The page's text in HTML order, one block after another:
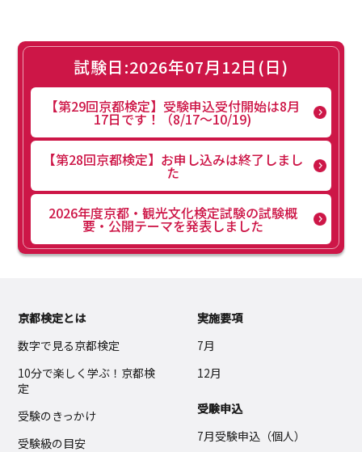
試験日:2026年07月12日(日)
【第29回京都検定】受験申込受付開始は8月
17日です！（8/17～10/19)
【第28回京都検定】お申し込みは終了しまし
た
2026年度京都・観光文化検定試験の試験概
要・公開テーマを発表しました
京都検定とは
数字で見る京都検定
10分で楽しく学ぶ！京都検
定
受験のきっかけ
受験級の目安
実施要項
7月
12月
受験申込
7月受験申込（個人）